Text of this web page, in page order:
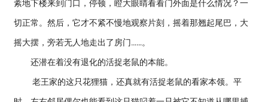
紊地下楼来到门口，停顿，瞪大眼睛看看门外面是什么情况？一
切正常。然后，它才不紧不慢地观察片刻，摇着那翘起尾巴，大
摇大摆，旁若无人地走出了房门……。
还潜在着没有退化的活捉老鼠的本能。
老王家的这只花狸猫，还真就有活捉老鼠的看家本领。平